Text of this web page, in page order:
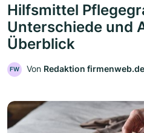
Hilfsmittel
Unterschiede und
Überblick
FW Von Redaktion firmenweb.de